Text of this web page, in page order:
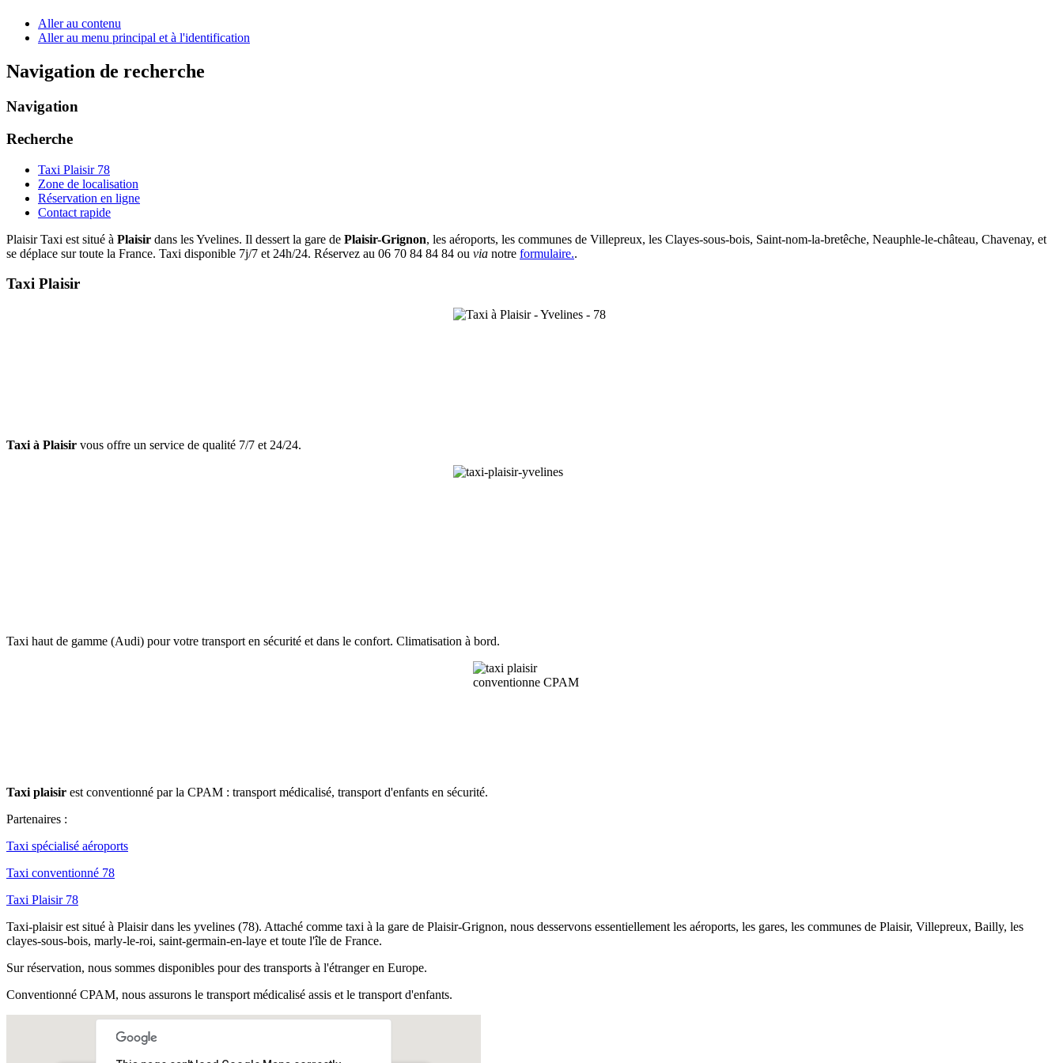
Aller au contenu
Aller au menu principal et à l'identification
Navigation de recherche
Navigation
Recherche
Taxi Plaisir 78
Zone de localisation
Réservation en ligne
Contact rapide
Plaisir Taxi est situé à Plaisir dans les Yvelines. Il dessert la gare de Plaisir-Grignon, les aéroports, les communes de Villepreux, les Clayes-sous-bois, Saint-nom-la-bretêche, Neauphle-le-château, Chavenay, et
se déplace sur toute la France. Taxi disponible 7j/7 et 24h/24. Réservez au 06 70 84 84 84 ou via notre formulaire..
Taxi Plaisir
Taxi à Plaisir vous offre un service de qualité 7/7 et 24/24.
Taxi haut de gamme (Audi) pour votre transport en sécurité et dans le confort. Climatisation à bord.
Taxi plaisir est conventionné par la CPAM : transport médicalisé, transport d'enfants en sécurité.
Partenaires :
Taxi spécialisé aéroports
Taxi conventionné 78
Taxi Plaisir 78
Taxi-plaisir est situé à Plaisir dans les yvelines (78). Attaché comme taxi à la gare de Plaisir-Grignon, nous desservons essentiellement les aéroports, les gares, les communes de Plaisir, Villepreux, Bailly, les
clayes-sous-bois, marly-le-roi, saint-germain-en-laye et toute l'île de France.
Sur réservation, nous sommes disponibles pour des transports à l'étranger en Europe.
Conventionné CPAM, nous assurons le transport médicalisé assis et le transport d'enfants.